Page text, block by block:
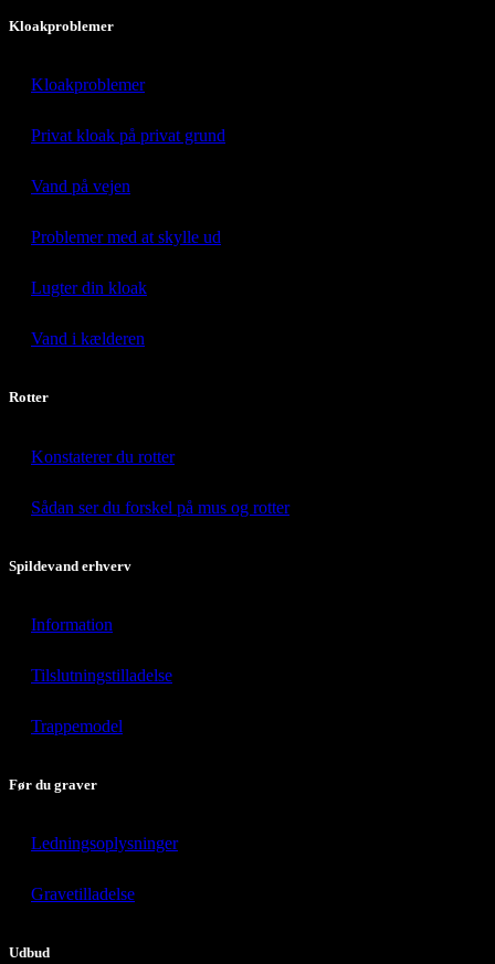
Kloakproblemer
Kloakproblemer
Privat kloak på privat grund
Vand på vejen
Problemer med at skylle ud
Lugter din kloak
Vand i kælderen
Rotter
Konstaterer du rotter
Sådan ser du forskel på mus og rotter
Spildevand erhverv
Information
Tilslutningstilladelse
Trappemodel
Før du graver
Ledningsoplysninger
Gravetilladelse
Udbud